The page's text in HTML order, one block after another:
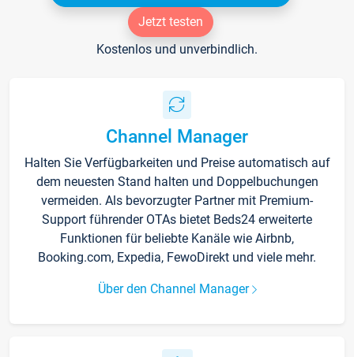
Jetzt testen
Kostenlos und unverbindlich.
Channel Manager
Halten Sie Verfügbarkeiten und Preise automatisch auf
dem neuesten Stand halten und Doppelbuchungen
vermeiden. Als bevorzugter Partner mit Premium-
Support führender OTAs bietet Beds24 erweiterte
Funktionen für beliebte Kanäle wie Airbnb,
Booking.com, Expedia, FewoDirekt und viele mehr.
Über den Channel Manager